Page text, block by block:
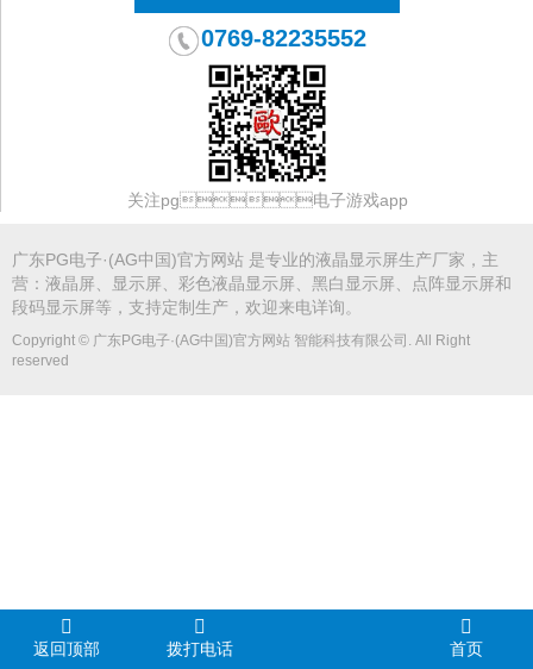
0769-82235552
关注pg电子游戏app
广东PG电子·(AG中国)官方网站 是专业的液晶显示屏生产厂家，主
营：液晶屏、显示屏、 彩色液晶显示屏 黑白显示屏 、点阵显示屏和
段码显示屏等，支持定制生产，欢迎来电详询。
Copyright © 广东PG电子·(AG中国)官方网站 智能科技有限公司. All Right
reserved
返回顶部 拨打电话 首页